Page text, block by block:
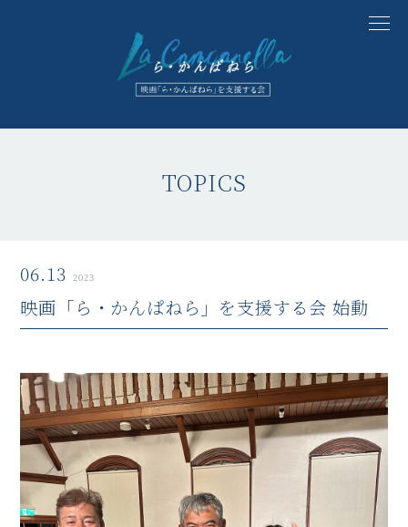
TOPICS
06.13 2023
映画「ら・かんぱねら」を支援する会 始動